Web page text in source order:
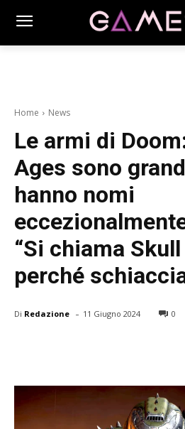
Home News
Le armi di
Ages sono
hanno nomi
“Si chiama
perché
Di Redazione - 11 Giugno 2024 0